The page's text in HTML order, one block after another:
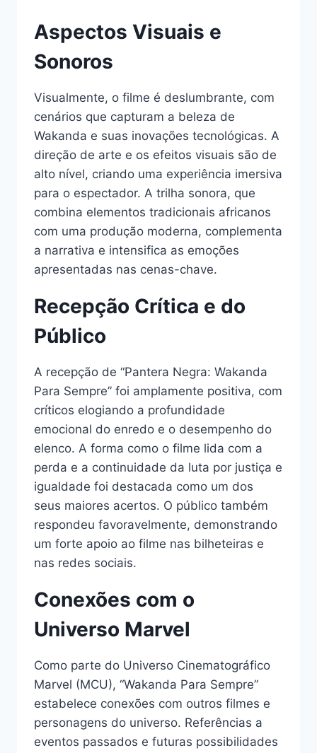
Aspectos Visuais e
Sonoros
Visualmente, o filme é deslumbrante, com
cenários que capturam a beleza de
Wakanda e suas inovações tecnológicas. A
direção de arte e os efeitos visuais são de
alto nível, criando uma experiência imersiva
para o espectador. A trilha sonora, que
combina elementos tradicionais africanos
com uma produção moderna, complementa
a narrativa e intensifica as emoções
apresentadas nas cenas-chave.
Recepção Crítica e do
Público
A recepção de “Pantera Negra: Wakanda
Para Sempre” foi amplamente positiva, com
críticos elogiando a profundidade
emocional do enredo e o desempenho do
elenco. A forma como o filme lida com a
perda e a continuidade da luta por justiça e
igualdade foi destacada como um dos
seus maiores acertos. O público também
respondeu favoravelmente, demonstrando
um forte apoio ao filme nas bilheteiras e
nas redes sociais.
Conexões com o
Universo Marvel
Como parte do Universo Cinematográfico
Marvel (MCU), “Wakanda Para Sempre”
estabelece conexões com outros filmes e
personagens do universo. Referências a
eventos passados e futuras possibilidades